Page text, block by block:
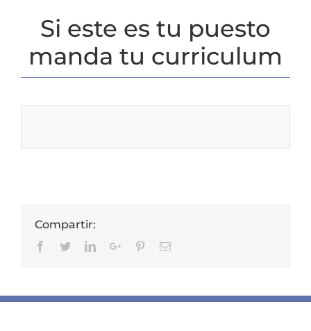
Si este es tu puesto
manda tu curriculum
Compartir:
Facebook
TwitterLinkedinGoogle+PinterestEmail